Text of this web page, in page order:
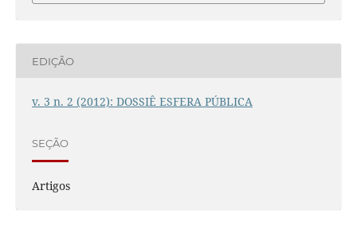
EDIÇÃO
v. 3 n. 2 (2012): DOSSIÊ ESFERA PÚBLICA
SEÇÃO
Artigos